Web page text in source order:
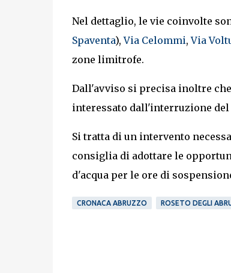
Nel dettaglio, le vie coinvolte
Spaventa),Via Celommi,Via
zone limitrofe.
Dall'avviso si precisa inoltre
interessato dall'interruzione
Si tratta di un intervento
consiglia di adottare le
d'acqua per le ore di
CRONACA ABRUZZO ROSETO DEGLI